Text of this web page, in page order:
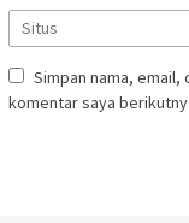
Simpan nama,
komentar saya